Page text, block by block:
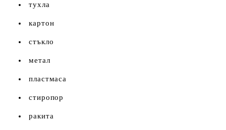
тухла
картон
стъкло
метал
пластмаса
стиропор
ракита